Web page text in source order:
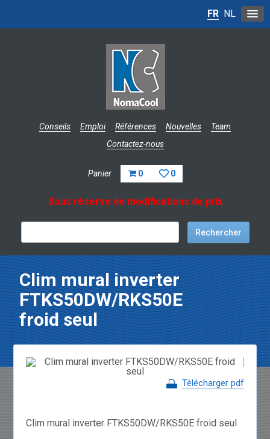
Conseils Emploi Références Nouvelles
Team
Contactez-nous
Panier 0 0
FR NL
Sous réserve de modifications de prix
Clim mural inverter
FTKS50DW/RKS50E
froid seul
Télécharger pdf
Clim mural inverter FTKS50DW/RKS50E froid seul